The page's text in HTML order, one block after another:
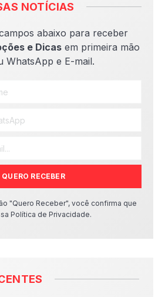
NOTÍCIAS
abaixo para receber
e Dicasem primeira mão
WhatsApp e E-mail.
QUERO RECEBER
"Quero Receber", você confirma que
Política de Privacidade.